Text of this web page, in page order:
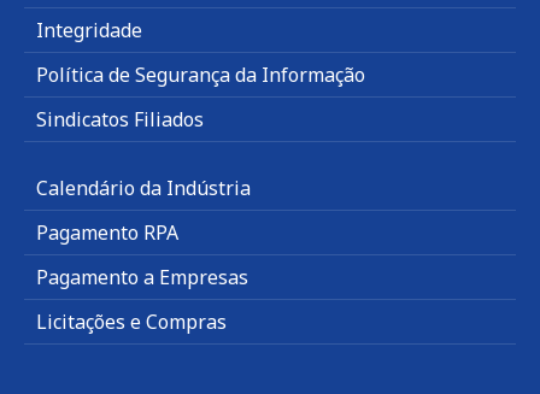
Integridade
Política de Segurança da Informação
Sindicatos Filiados
Calendário da Indústria
Pagamento RPA
Pagamento a Empresas
Licitações e Compras